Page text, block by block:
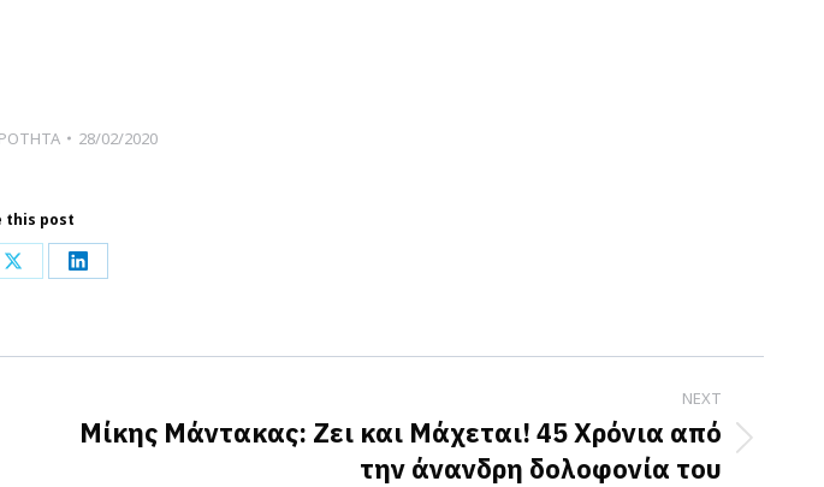
28/02/2020
this post
Share
X
Share
LinkedIn
NEXT
Next
Μίκης Μάντακας: Ζει και Μάχεται! 45 Χρόνια από
την άνανδρη δολοφονία του